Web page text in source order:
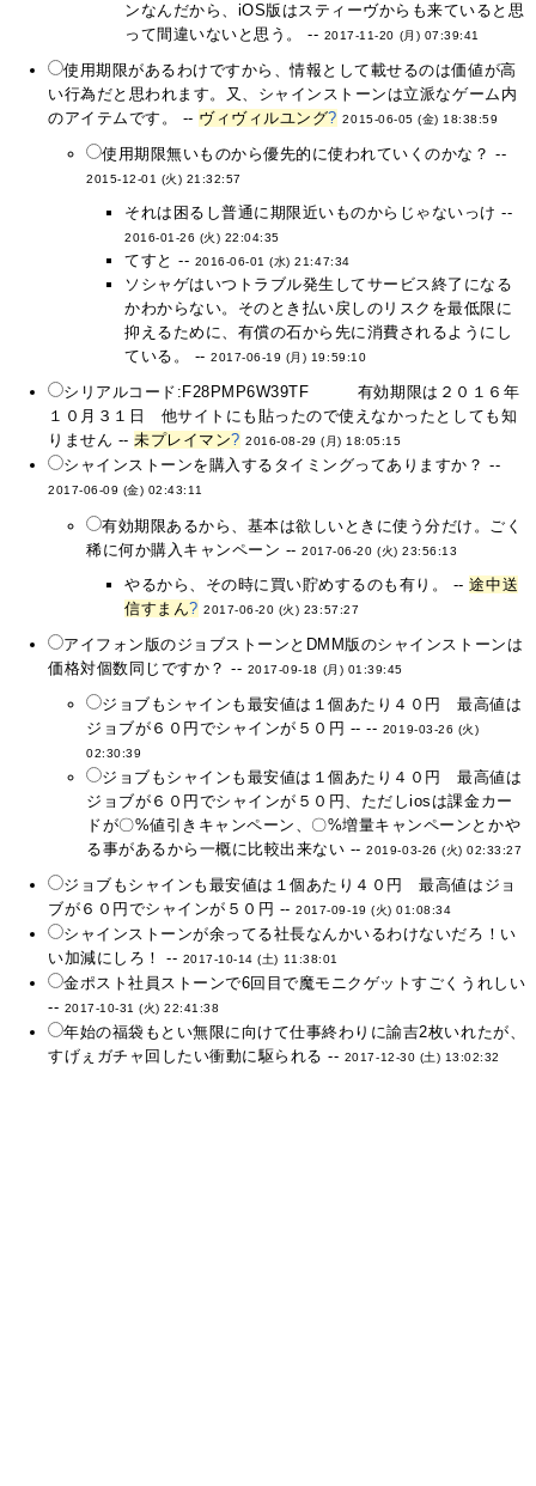
ンなんだから、iOS版はスティーヴからも来ていると思
って間違いないと思う。 -- 2017-11-20 (月) 07:39:41
使用期限があるわけですから、情報として載せるのは価値が高
い行為だと思われます。又、シャインストーンは立派なゲーム内
のアイテムです。 -- ヴィヴィルユング? 2015-06-05 (金) 18:38:59
使用期限無いものから優先的に使われていくのかな？ --
2015-12-01 (火) 21:32:57
それは困るし普通に期限近いものからじゃないっけ --
2016-01-26 (火) 22:04:35
てすと -- 2016-06-01 (水) 21:47:34
ソシャゲはいつトラブル発生してサービス終了になる
かわからない。そのとき払い戻しのリスクを最低限に
抑えるために、有償の石から先に消費されるようにし
ている。 --2017-06-19 (月) 19:59:10
シリアルコード:F28PMP6W39TF 有効期限は２０１６年
１０月３１日 他サイトにも貼ったので使えなかったとしても知
りません --未プレイマン? 2016-08-29 (月) 18:05:15
シャインストーンを購入するタイミングってありますか？ --
2017-06-09 (金) 02:43:11
有効期限あるから、基本は欲しいときに使う分だけ。ごく
稀に何か購入キャンペーン --2017-06-20 (火) 23:56:13
やるから、その時に買い貯めするのも有り。 --途中送
信すまん? 2017-06-20 (火) 23:57:27
アイフォン版のジョブストーンとDMM版のシャインストーンは
価格対個数同じですか？ -- 2017-09-18 (月) 01:39:45
ジョブもシャインも最安値は１個あたり４０円 最高値は
ジョブが６０円でシャインが５０円 -- -- 2019-03-26 (火)
02:30:39
ジョブもシャインも最安値は１個あたり４０円 最高値は
ジョブが６０円でシャインが５０円、ただしiosは課金カー
ドが〇%値引きキャンペーン、〇%増量キャンペーンとかや
る事があるから一概に比較出来ない --2019-03-26 (火) 02:33:27
ジョブもシャインも最安値は１個あたり４０円 最高値はジョ
ブが６０円でシャインが５０円 --2017-09-19 (火) 01:08:34
シャインストーンが余ってる社長なんかいるわけないだろ！い
い加減にしろ！ -- 2017-10-14 (土) 11:38:01
金ポスト社員ストーンで6回目で魔モニクゲットすごくうれしい
-- 2017-10-31 (火) 22:41:38
年始の福袋もとい無限に向けて仕事終わりに諭吉2枚いれたが、
すげぇガチャ回したい衝動に駆られる -- 2017-12-30 (土) 13:02:32